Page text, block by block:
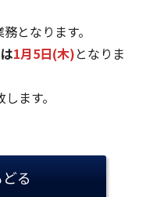
となります。
1月5日(木)となりま
ます。
る